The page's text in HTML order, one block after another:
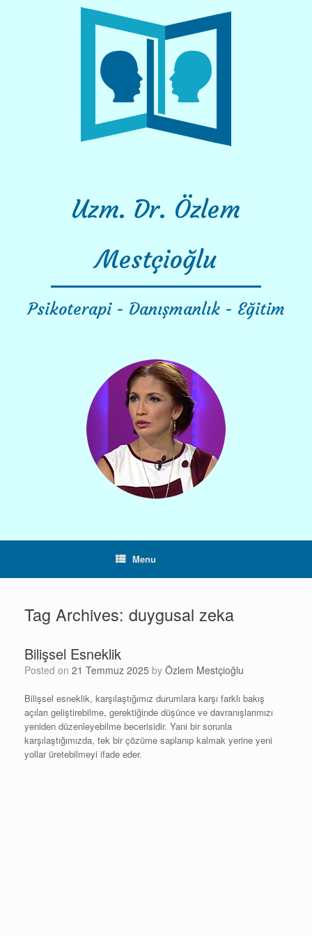
Uzm. Dr. Özlem
Mestçioğlu
Psikoterapi - Danışmanlık - Eğitim
Menu
Tag Archives: duygusal zeka
Bilişsel Esneklik
Posted on 21 Temmuz 2025 by Özlem Mestçioğlu
Bilişsel esneklik, karşılaştığımız durumlara karşı farklı bakış
açıları geliştirebilme, gerektiğinde düşünce ve davranışlarımızı
yeniden düzenleyebilme becerisidir. Yani bir sorunla
karşılaştığımızda, tek bir çözüme saplanıp kalmak yerine yeni
yollar üretebilmeyi ifade eder.